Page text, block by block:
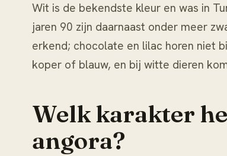
Wit is de bekendste kleur en was in
jaren 90 zijn daarnaast onder meer
erkend; chocolate en lilac horen niet
koper of blauw, en bij witte dieren
Welk karakter
angora?